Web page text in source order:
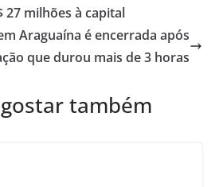
27 milhões à capital
Araguaína é encerrada após
que durou mais de 3 horas
também